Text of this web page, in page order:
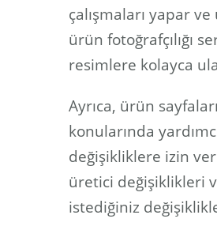
çalışmaları yapar
ürün fotoğrafçılığı
resimlere kolayca
Ayrıca, ürün
konularında
değişikliklere izin
üretici değişiklikleri
istediğiniz